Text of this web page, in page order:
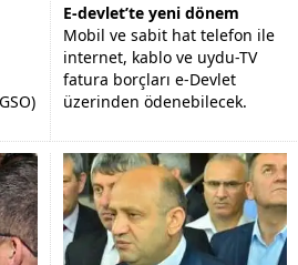
E-devlet’te yeni dönem
Mobil ve sabit hat telefon ile
internet, kablo ve uydu-TV
fatura borçları e-Devlet
üzerinden ödenebilecek.